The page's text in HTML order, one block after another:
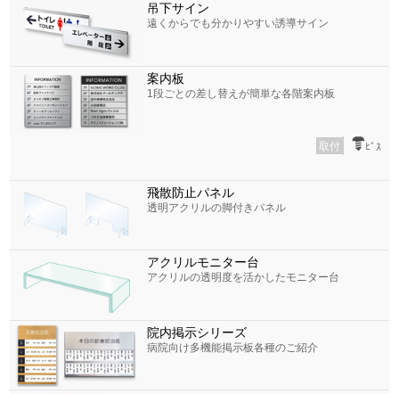
吊下サイン
遠くからでも分かりやすい誘導サイン
案内板
1段ごとの差し替えが簡単な各階案内板
取付 ﾋﾞｽ
飛散防止パネル
透明アクリルの脚付きパネル
アクリルモニター台
アクリルの透明度を活かしたモニター台
院内掲示シリーズ
病院向け多機能掲示板各種のご紹介